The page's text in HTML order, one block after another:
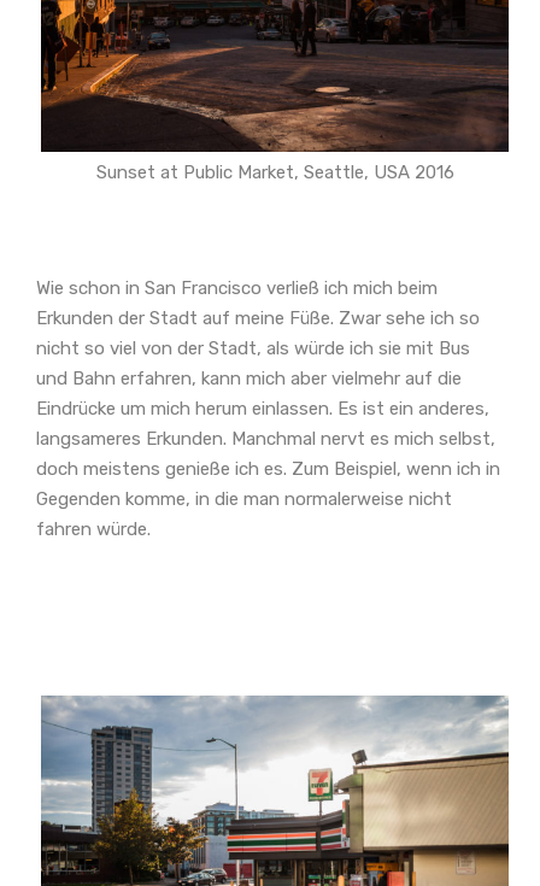
Sunset at Public Market, Seattle, USA 2016
Wie schon in San Francisco verließ ich mich beim
Erkunden der Stadt auf meine Füße. Zwar sehe ich so
nicht so viel von der Stadt, als würde ich sie mit Bus
und Bahn erfahren, kann mich aber vielmehr auf die
Eindrücke um mich herum einlassen. Es ist ein anderes,
langsameres Erkunden. Manchmal nervt es mich selbst,
doch meistens genieße ich es. Zum Beispiel, wenn ich in
Gegenden komme, in die man normalerweise nicht
fahren würde.